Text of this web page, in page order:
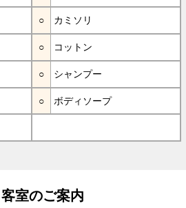
カミソリ
コットン
シャンプー
ボディソープ
客室のご案内